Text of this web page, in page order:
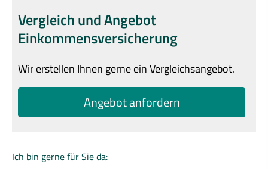
Vergleich und Angebot
Einkommensversicherung
Wir erstellen Ihnen gerne ein Vergleichsangebot.
An­ge­bot an­for­dern
Ich bin gerne für Sie da: